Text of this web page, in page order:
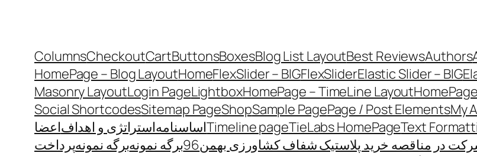
Authors
Best Reviews
Blog List Layout
Boxes
Buttons
Cart
Checkout
Columns
Elastic Slider – BIG
FlexSlider
FlexSlider – BIG
Home
HomePage – Blog Layout
HomePage – TimeLine Layout
Lightbox
Login Page
Masonry Layout
My
Page / Post Elements
Sample Page
Shop
Sitemap Page
Social Shortcodes
Text
TieLabs HomePage
Timeline pageاساسنامهاستراتژی و اهدافاعضا
در مناقصه خرید پلاستیک شفاف کشاورزی بهمن96 برگه نمونهبرگه نمونهپرداخت